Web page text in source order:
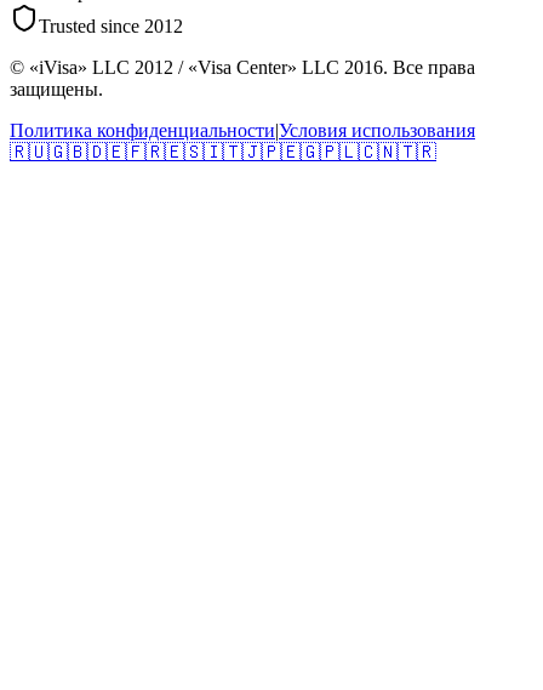
Trusted since 2012
© «iVisa» LLC 2012 / «Visa Center» LLC 2016. Все права
защищены.
Политика конфиденциальности|Условия использования
🇷🇺🇬🇧🇩🇪🇫🇷🇪🇸🇮🇹🇯🇵🇪🇬🇵🇱🇨🇳🇹🇷